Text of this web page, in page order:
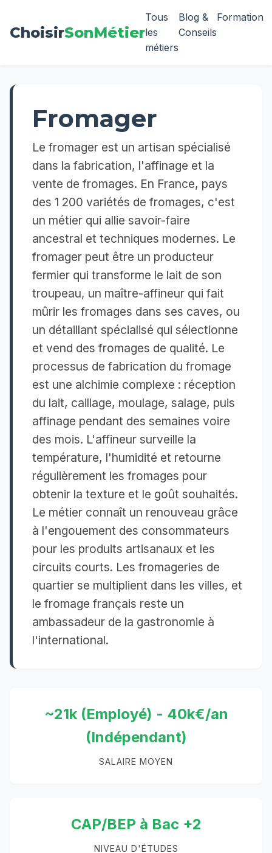
ChoisirSonMétier
Tous
les
métiers
Blog &
Conseils
Formation
Fromager
Le fromager est un artisan spécialisé
dans la fabrication, l'affinage et la
vente de fromages. En France, pays
des 1 200 variétés de fromages, c'est
un métier qui allie savoir-faire
ancestral et techniques modernes. Le
fromager peut être un producteur
fermier qui transforme le lait de son
troupeau, un maître-affineur qui fait
mûrir les fromages dans ses caves, ou
un détaillant spécialisé qui sélectionne
et vend des fromages de qualité. Le
processus de fabrication du fromage
est une alchimie complexe : réception
du lait, caillage, moulage, salage, puis
affinage pendant des semaines voire
des mois. L'affineur surveille la
température, l'humidité et retourne
régulièrement les fromages pour
obtenir la texture et le goût souhaités.
Le métier connaît un renouveau grâce
à l'engouement des consommateurs
pour les produits artisanaux et les
circuits courts. Les fromageries de
quartier se multiplient dans les villes, et
le fromage français reste un
ambassadeur de la gastronomie à
l'international.
~21k (Employé) - 40k€/an
(Indépendant)
SALAIRE MOYEN
CAP/BEP à Bac +2
NIVEAU D'ÉTUDES